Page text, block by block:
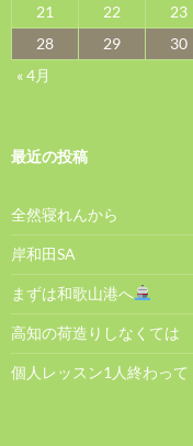
21
22 23
28
29 30
« 4月
最近の投稿
全然寝れんから
岸和田SA
まずは和歌山港へ
高知の荷造りしなくては
個人レッスン1人終わって